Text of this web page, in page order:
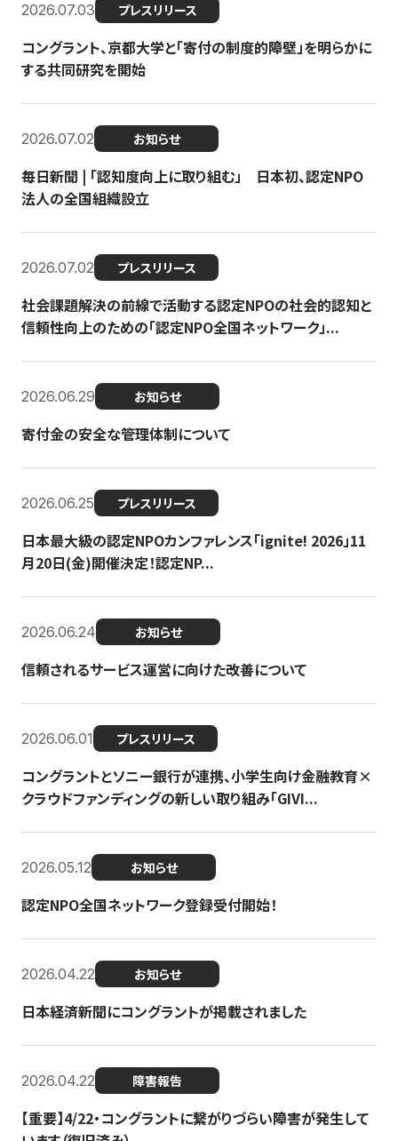
2026.07.03 プレスリリース
コングラント、京都大学と「寄付の制度的障壁」を明らかに
する共同研究を開始
2026.07.02 お知らせ
毎日新聞 | 「認知度向上に取り組む」 日本初、認定NPO
法人の全国組織設立
2026.07.02 プレスリリース
社会課題解決の前線で活動する認定NPOの社会的認知と
信頼性向上のための「認定NPO全国ネットワーク」...
2026.06.29 お知らせ
寄付金の安全な管理体制について
2026.06.25 プレスリリース
日本最大級の認定NPOカンファレンス「ignite! 2026」11
月20日(金)開催決定！認定NP...
2026.06.24 お知らせ
信頼されるサービス運営に向けた改善について
2026.06.01 プレスリリース
コングラントとソニー銀行が連携、小学生向け金融教育×
クラウドファンディングの新しい取り組み「GIVI...
2026.05.12 お知らせ
認定NPO全国ネットワーク登録受付開始！
2026.04.22 お知らせ
日本経済新聞にコングラントが掲載されました
2026.04.22 障害報告
【重要】4/22・コングラントに繋がりづらい障害が発生して